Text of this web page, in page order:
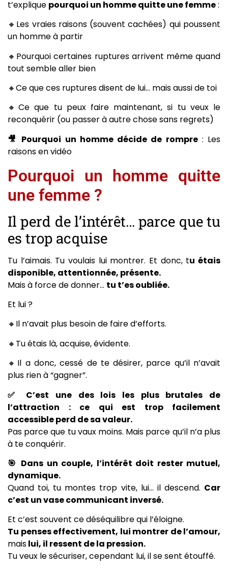
t’explique pourquoi un homme quitte une femme:
🔸Les vraies raisons (souvent cachées) qui poussent
un homme à partir
🔸Pourquoi certaines ruptures arrivent même quand
tout semble aller bien
🔸Ce que ces ruptures disent de lui… mais aussi de toi
🔸Ce que tu peux faire maintenant, si tu veux le
reconquérir (ou passer à autre chose sans regrets)
🎥 Pourquoi un homme décide de rompre: Les
raisons en vidéo
Pourquoi un homme quitte
une femme ?
Il perd de l’intérêt… parce que tu
es trop acquise
Tu l’aimais. Tu voulais lui montrer. Et donc, tu étais
disponible, attentionnée, présente.
Mais à force de donner… tu t’es oubliée.
Et lui ?
🔸Il n’avait plus besoin de faire d’efforts.
🔸Tu étais là, acquise, évidente.
🔸Il a donc, cessé de te désirer, parce qu’il n’avait
plus rien à “gagner”.
✅ C’est une des lois les plus brutales de
l’attraction : ce qui est trop facilement
accessible perd de sa valeur.
Pas parce que tu vaux moins. Mais parce qu’il n’a plus
à te conquérir.
🎯 Dans un couple, l’intérêt doit rester mutuel,
dynamique.
Quand toi, tu montes trop vite, lui… il descend. Car
c’est un vase communicant inversé.
Et c’est souvent ce déséquilibre qui l’éloigne.
Tu penses effectivement, lui montrer de l’amour,
maislui, il ressent de la pression.
Tu veux le sécuriser, cependant lui, il se sent étouffé.